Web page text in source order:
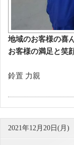
地域のお客様の喜
お客様の満足と笑
鈴置 力親
2021年12月20日(月)